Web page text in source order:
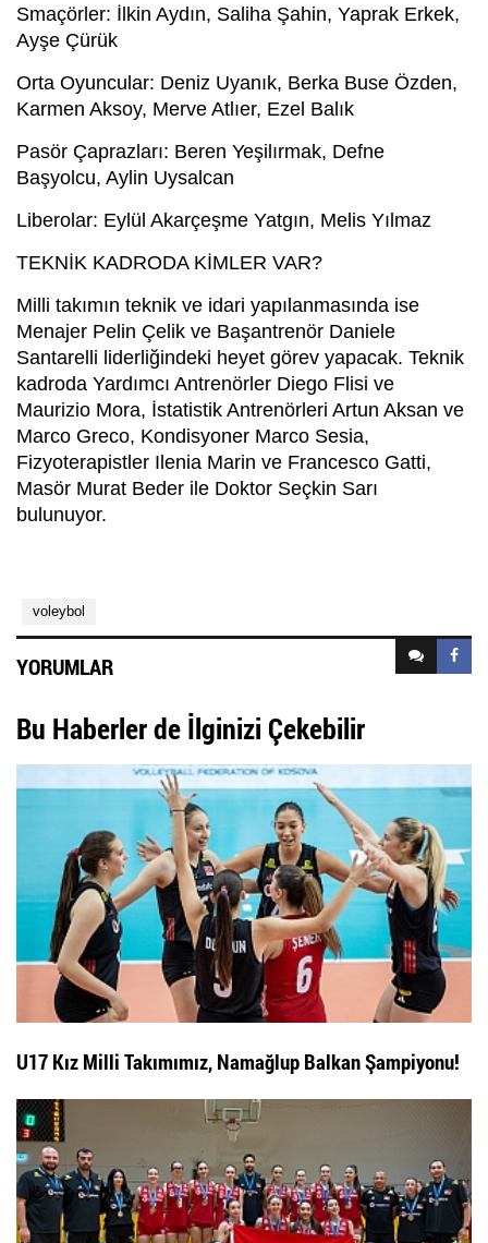
Smaçörler: İlkin Aydın, Saliha Şahin, Yaprak Erkek,
Ayşe Çürük
Orta Oyuncular: Deniz Uyanık, Berka Buse Özden,
Karmen Aksoy, Merve Atlıer, Ezel Balık
Pasör Çaprazları: Beren Yeşilırmak, Defne
Başyolcu, Aylin Uysalcan
Liberolar: Eylül Akarçeşme Yatgın, Melis Yılmaz
TEKNİK KADRODA KİMLER VAR?
Milli takımın teknik ve idari yapılanmasında ise
Menajer Pelin Çelik ve Başantrenör Daniele
Santarelli liderliğindeki heyet görev yapacak. Teknik
kadroda Yardımcı Antrenörler Diego Flisi ve
Maurizio Mora, İstatistik Antrenörleri Artun Aksan ve
Marco Greco, Kondisyoner Marco Sesia,
Fizyoterapistler Ilenia Marin ve Francesco Gatti,
Masör Murat Beder ile Doktor Seçkin Sarı
bulunuyor.
voleybol
YORUMLAR
Bu Haberler de İlginizi Çekebilir
U17 Kız Milli Takımımız, Namağlup Balkan Şampiyonu!